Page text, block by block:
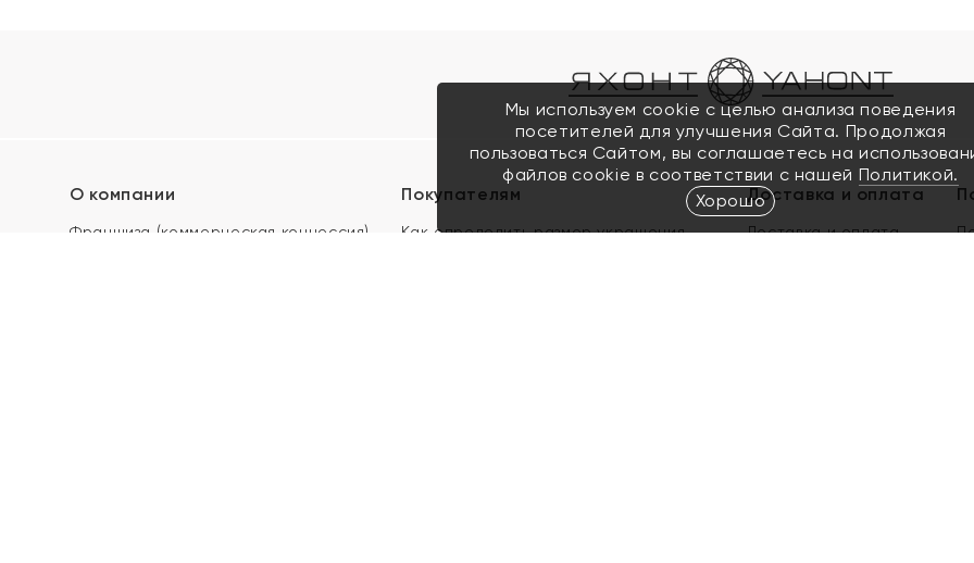
О компании
Франшиза (коммерческая концессия)
Покупателям
Как определить размер украшения
Доставка и оплата
Доставка и оплата
Мы используем cookie с целью анализа поведения
посетителей для улучшения Сайта. Продолжая
пользоваться Сайтом, вы соглашаетесь на
файлов cookie в соответствии с нашей Политикой.
Хорошо